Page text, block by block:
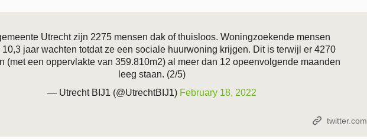
Utrecht zijn 2275 mensen dak of thuisloos. Woningzoekende mensen
10,3 jaar wachten totdat ze een sociale huurwoning krijgen. Dit is terwijl er 4270
(met een oppervlakte van 359.810m2) al meer dan 12 opeenvolgende maanden
leeg staan. (2/5)
— Utrecht BIJ1 (@UtrechtBIJ1) February 18, 2022
Bron:
twitter.com